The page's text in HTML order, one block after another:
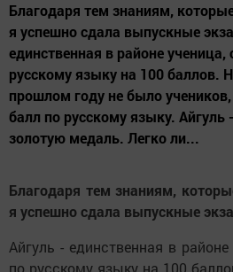
Благодаря тем знаниям,
я успешно сдала выпускные
единственная в районе
русскому языку на 100 баллов.
прошлом году не было
балл по русскому языку. Айгуль
золотую медаль. Легко ли...
Благодаря тем знаниям,
я успешно сдала выпускные
Айгуль - единственная в